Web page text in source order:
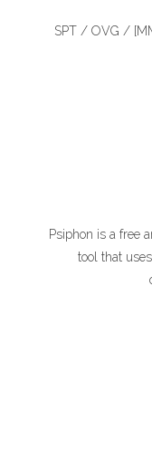
SPT / OVG /
Psiphon is a free
tool that